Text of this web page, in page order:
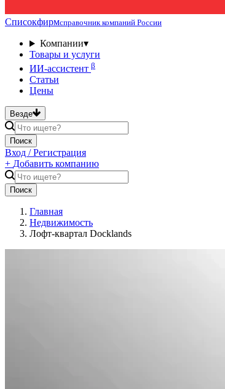
Списокфирмсправочник компаний России
Компании▾
Товары и услуги
ИИ-ассистент β
Статьи
Цены
Везде
Поиск
Вход / Регистрация
+ Добавить компанию
Поиск
Главная
Недвижимость
Лофт-квартал Docklands